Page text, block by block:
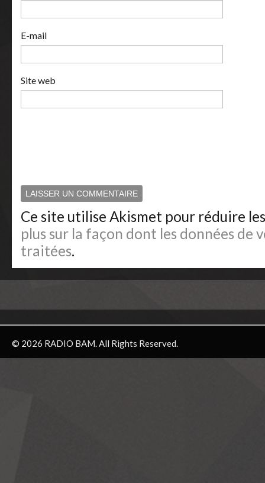
E-mail
Site web
Ce site utilise Akismet pour réduire
plus sur la façon dont les données de
traitées.
© 2026 RADIO BAM. All Rights Reserved.